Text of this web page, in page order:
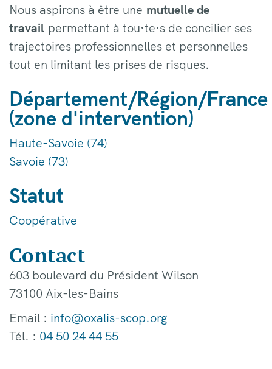
Nous aspirons à être une mutuelle de
travail permettant à tou·te·s de concilier ses
trajectoires professionnelles et personnelles
tout en limitant les prises de risques.
Département/Région/France
(zone d'intervention)
Haute-Savoie (74)
Savoie (73)
Statut
Coopérative
Contact
603 boulevard du Président Wilson
73100 Aix-les-Bains
Email : info@oxalis-scop.org
Tél. : 04 50 24 44 55